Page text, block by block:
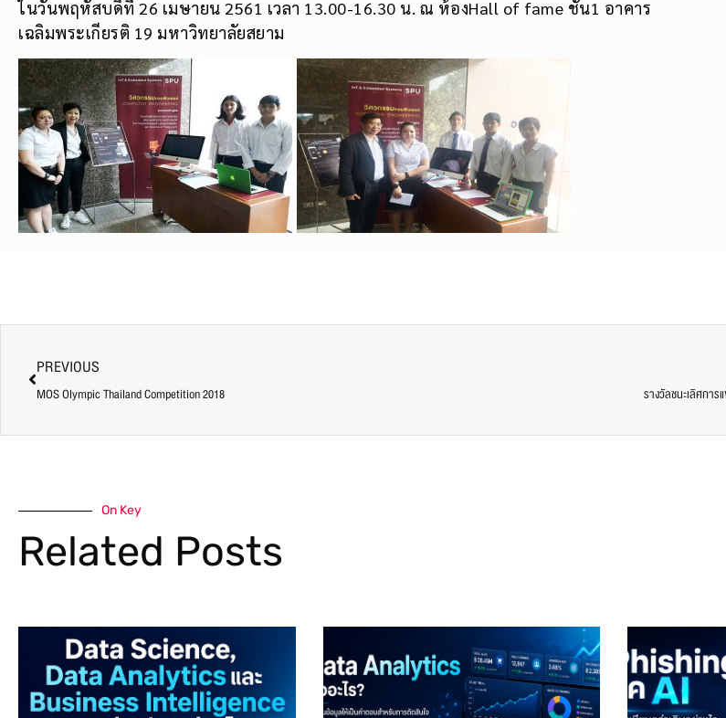
ในวันพฤหัสบดีที่ 26 เมษายน 2561 เวลา 13.00-16.30 น. ณ ห้องHall of fame ชั้น1 อาคาร
เฉลิมพระเกียรติ 19 มหาวิทยาลัยสยาม
PREVIOUS
MOS Olympic Thailand Competition 2018 รางวัลชนะเลิศกา
On Key
Related Posts